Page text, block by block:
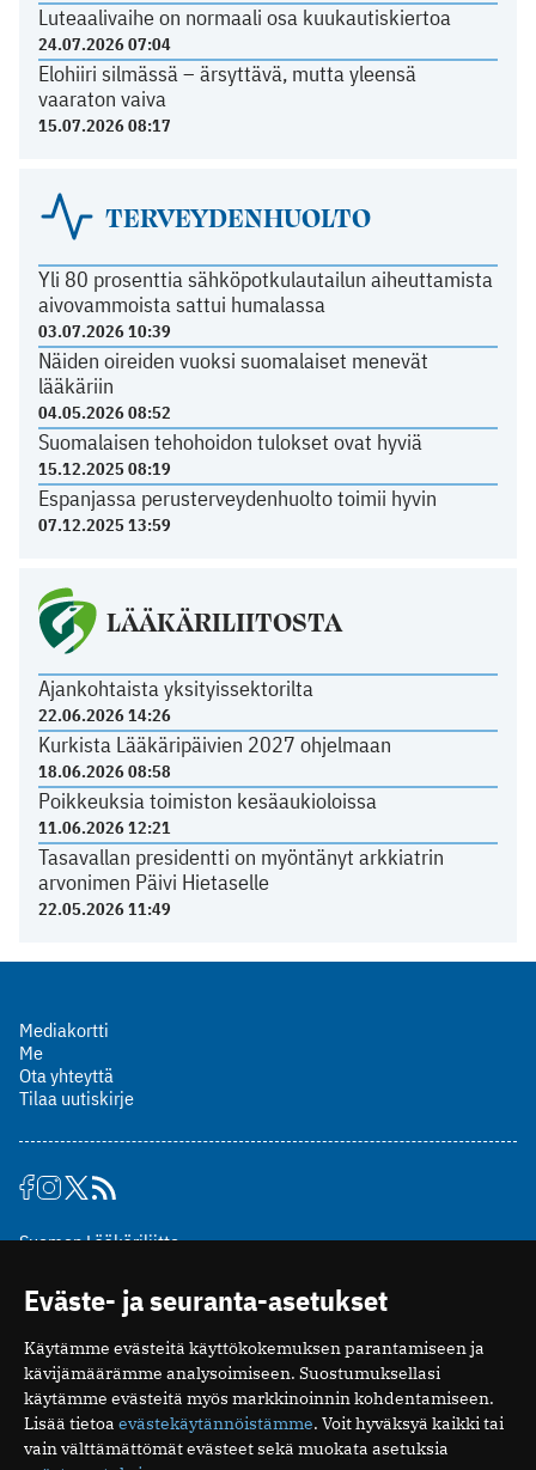
Luteaalivaihe on normaali osa kuukautiskiertoa
24.07.2026 07:04
Elohiiri silmässä – ärsyttävä, mutta yleensä
vaaraton vaiva
15.07.2026 08:17
TERVEYDENHUOLTO
Yli 80 prosenttia sähköpotkulautailun aiheuttamista
aivovammoista sattui humalassa
03.07.2026 10:39
Näiden oireiden vuoksi suomalaiset menevät
lääkäriin
04.05.2026 08:52
Suomalaisen tehohoidon tulokset ovat hyviä
15.12.2025 08:19
Espanjassa perusterveydenhuolto toimii hyvin
07.12.2025 13:59
LÄÄKÄRILIITOSTA
Ajankohtaista yksityissektorilta
22.06.2026 14:26
Kurkista Lääkäripäivien 2027 ohjelmaan
18.06.2026 08:58
Poikkeuksia toimiston kesäaukioloissa
11.06.2026 12:21
Tasavallan presidentti on myöntänyt arkkiatrin
arvonimen Päivi Hietaselle
22.05.2026 11:49
Mediakortti
Me
Ota yhteyttä
Tilaa uutiskirje
Suomen Lääkäriliitto
00510 Helsinki
puh. (09) 393 091
toimitus@potilaanlaakarilehti.fi
ISSN 2323-9476
Eväste- ja seuranta-asetukset
Käytämme evästeitä käyttökokemuksen parantamiseen ja
kävijämäärämme analysoimiseen. Suostumuksellasi
käytämme evästeitä myös markkinoinnin kohdentamiseen.
Lisää tietoa evästekäytännöistämme. Voit hyväksyä kaikki tai
vain välttämättömät evästeet sekä muokata asetuksia